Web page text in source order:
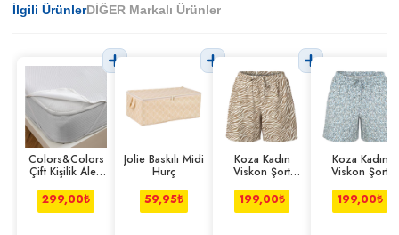
İlgili ÜrünlerDİĞER Markalı Ürünler
Colors&Colors
Çift Kişilik Alez
299,00₺
Jolie Baskılı Midi
Hurç
59,95₺
Koza Kadın
Viskon Şort
199,00₺
Koza Kadın
Viskon Şort
199,00₺